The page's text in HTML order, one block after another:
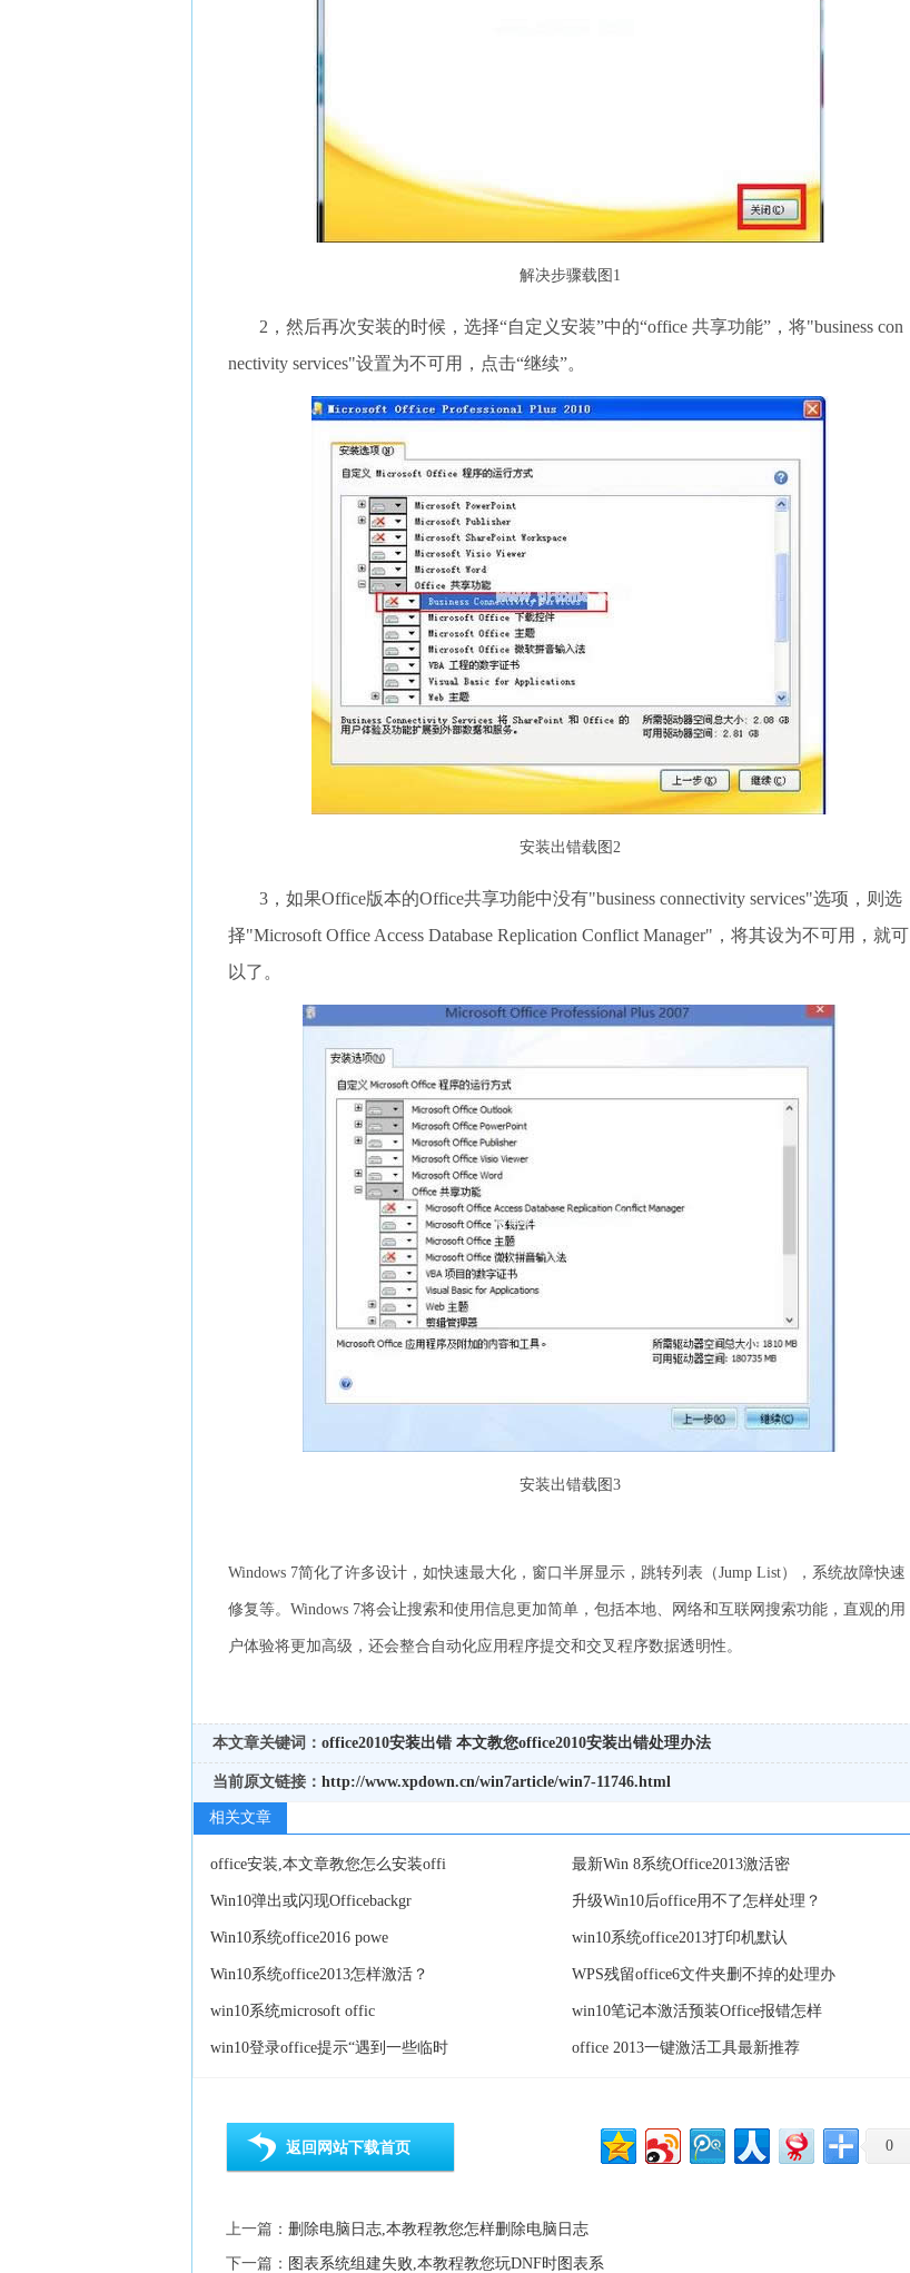
解决步骤载图1
2，然后再次安装的时候，选择“自定义安装”中的“office 共享功能”，将"business con
nectivity services"设置为不可用，点击“继续”。
安装出错载图2
3，如果Office版本的Office共享功能中没有"business connectivity services"选项，则选
择"Microsoft Office Access Database Replication Conflict Manager"，将其设为不可用，就可
以了。
安装出错载图3
Windows 7简化了许多设计，如快速最大化，窗口半屏显示，跳转列表（Jump List），系统故障快速
修复等。Windows 7将会让搜索和使用信息更加简单，包括本地、网络和互联网搜索功能，直观的用
户体验将更加高级，还会整合自动化应用程序提交和交叉程序数据透明性。
本文章关键词： office2010安装出错 本文教您office2010安装出错处理办法
当前原文链接： http://www.xpdown.cn/win7article/win7-11746.html
相关文章
office安装,本文章教您怎么安装offi 最新Win 8系统Office2013激活密
Win10弹出或闪现Officebackgr 升级Win10后office用不了怎样处理？
Win10系统office2016 powe win10系统office2013打印机默认
Win10系统office2013怎样激活？ WPS残留office6文件夹删不掉的处理办
win10系统microsoft offic win10笔记本激活预装Office报错怎样
win10登录office提示“遇到一些临时 office 2013一键激活工具最新推荐
返回网站下载首页 0
上一篇： 删除电脑日志,本教程教您怎样删除电脑日志
下一篇： 图表系统组建失败,本教程教您玩DNF时图表系